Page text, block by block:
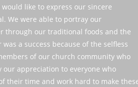
would like to express our sincere
We were able to portray our
through our traditional foods and the
a success because of the selfless
of our church community who
our appreciation to everyone who
their time and work hard to make